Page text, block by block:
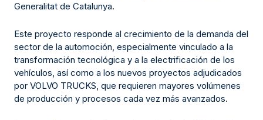
Generalitat de Catalunya.
Este proyecto responde al crecimiento de la demanda del
sector de la automoción, especialmente vinculado a la
transformación tecnológica y a la electrificación de los
vehículos, así como a los nuevos proyectos adjudicados
por VOLVO TRUCKS, que requieren mayores volúmenes
de producción y procesos cada vez más avanzados.